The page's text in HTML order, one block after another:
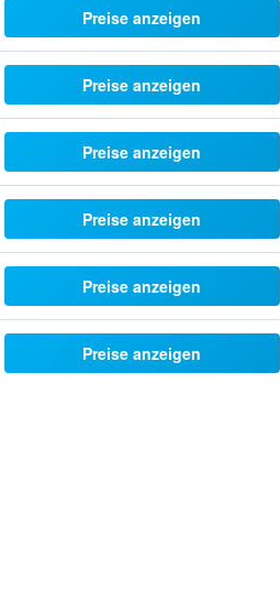
Preise anzeigen
Preise anzeigen
Preise anzeigen
Preise anzeigen
Preise anzeigen
Preise anzeigen